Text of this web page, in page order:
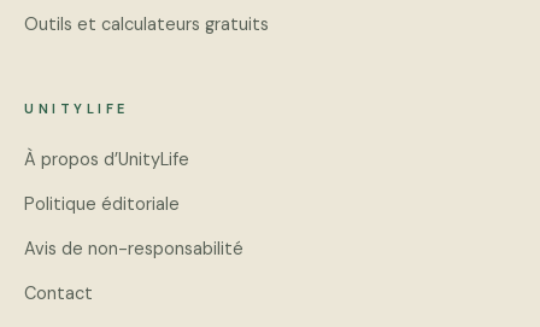
Outils et calculateurs gratuits
UNITYLIFE
À propos d’UnityLife
Politique éditoriale
Avis de non-responsabilité
Contact